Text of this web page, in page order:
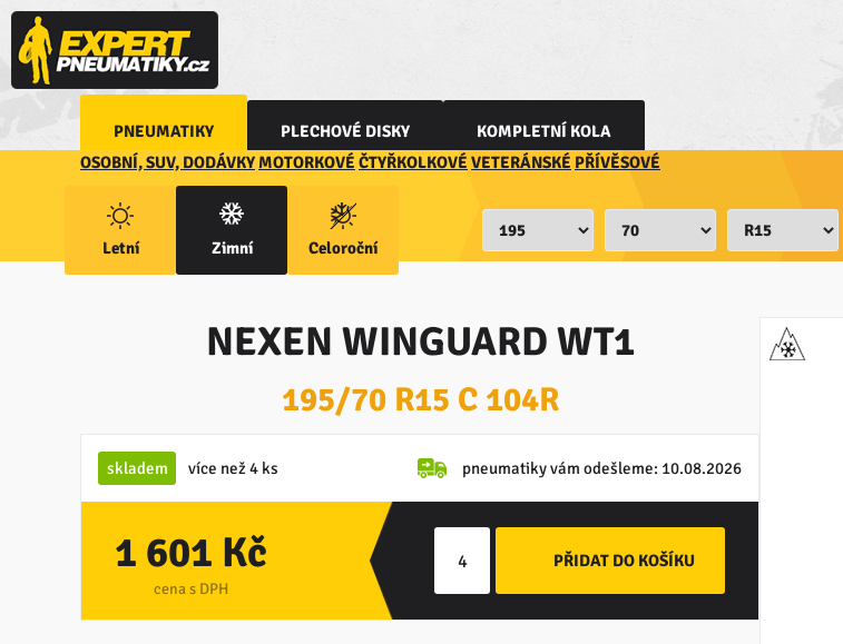
PNEUMATIKY PLECHOVÉ DISKY KOMPLETNÍ KOLA
OSOBNÍ, SUV, DODÁVKYMOTORKOVÉ ČTYŘKOLKOVÉ VETERÁNSKÉ PŘÍVĚSOVÉ
Letní Zimní Celoroční
NEXEN WINGUARD WT1
195/70 R15 C 104R
skladem více než 4 ks pneumatiky vám odešleme: 10.08.2026
1 601 Kč
cena s DPH